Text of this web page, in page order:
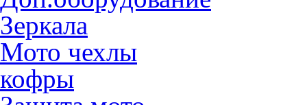
Зеркала
Мото чехлы
кофры